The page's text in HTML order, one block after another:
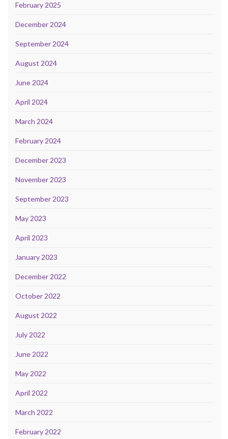
February 2025
December 2024
September 2024
August 2024
June 2024
April 2024
March 2024
February 2024
December 2023
November 2023
September 2023
May 2023
April 2023
January 2023
December 2022
October 2022
August 2022
July 2022
June 2022
May 2022
April 2022
March 2022
February 2022